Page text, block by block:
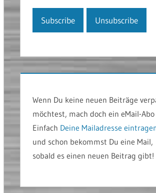
Wenn Du keine neuen Beiträge
möchtest, mach doch ein eMail-Abo
Einfach Deine Mailadresse
und schon bekommst Du eine Mail,
sobald es einen neuen Beitrag gibt!